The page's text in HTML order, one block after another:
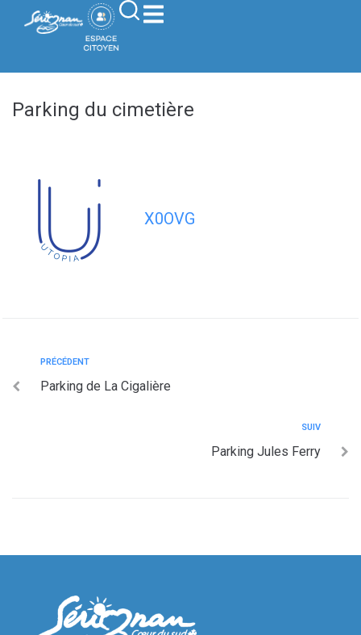
principal
Parking du cimetière
X0OVG
PRÉCÉDENT
Parking de La Cigalière
SUIV
Parking Jules Ferry